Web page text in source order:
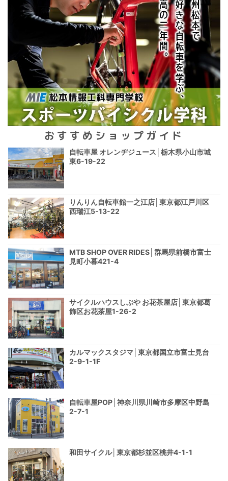
おすすめショップガイド
自転車屋 オレンヂジュース│栃木県小山市城
東6-19-22
りんりん自転車館一之江店│東京都江戸川区
西瑞江5-13-22
MTB SHOP OVER RIDES│群馬県前橋市富士
見町小暮421-4
サイクルハウスしぶや お花茶屋店│東京都葛
飾区お花茶屋1-26-2
カルマックスタジマ│東京都国立市富士見台
2-9-1-1F
自転車屋POP│神奈川県川崎市多摩区中野島
2-7-1
和田サイクル│東京都杉並区桃井4-1-1